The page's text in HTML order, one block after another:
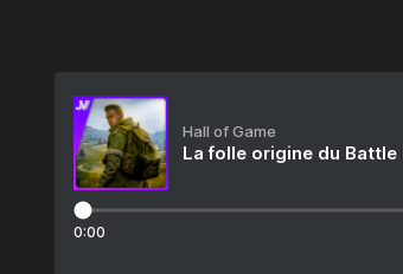
Hall of Game
La folle origine du Battle
0:00